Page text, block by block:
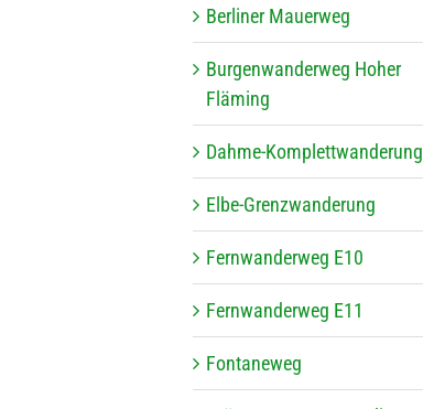
Ber­li­ner Mauerweg
Bur­gen­wan­der­weg Hoher
Fläming
Dahme-Kom­plett­wan­de­rung
Elbe-Grenz­wan­de­rung
Fern­wan­der­weg E10
Fern­wan­der­weg E11
Fon­ta­ne­weg